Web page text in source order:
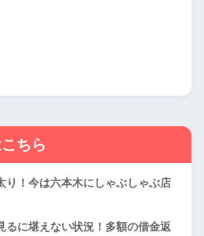
ちら
り！今は六本木にしゃぶしゃぶ店
るに堪えない状況！多額の借金返